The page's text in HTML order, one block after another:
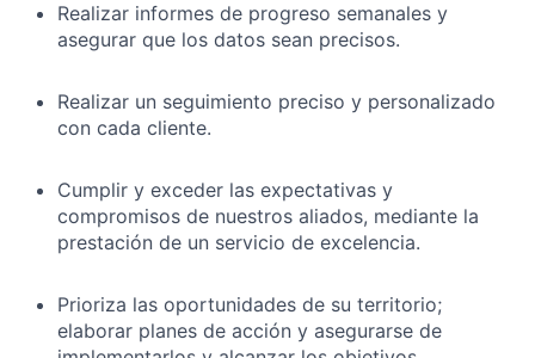
Realizar informes de progreso semanales y
asegurar que los datos sean precisos.
Realizar un seguimiento preciso y personalizado
con cada cliente.
Cumplir y exceder las expectativas y
compromisos de nuestros aliados, mediante la
prestación de un servicio de excelencia.
Prioriza las oportunidades de su territorio;
elaborar planes de acción y asegurarse de